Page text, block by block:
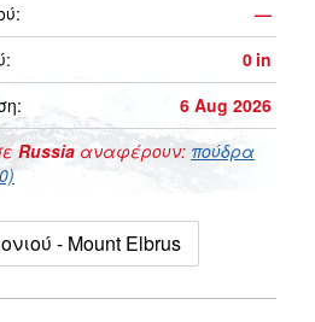
—
0 in
6 Aug 2026
Russia αναφέρουν: πούδρα
- Mount Elbrus